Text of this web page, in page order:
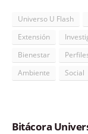
Universo U Flash
Extensión
Bienestar
Ambiente
Social
Bitácora